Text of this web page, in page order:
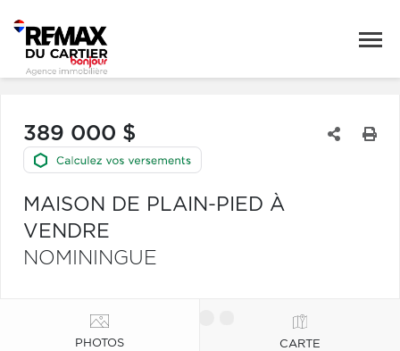
389 000 $
MAISON DE PLAIN-PIED À
VENDRE
NOMININGUE
PHOTOS CARTE